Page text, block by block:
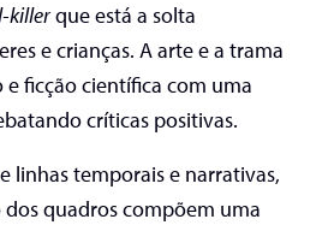
killerque está a solta
e crianças. A arte e a trama
ficção científica com uma
críticas positivas.
linhas temporais e narrativas,
quadros compõem uma